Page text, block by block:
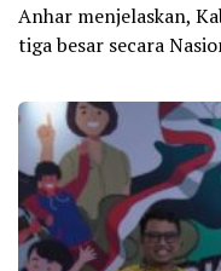
Anhar menjelaskan,
tiga besar secara